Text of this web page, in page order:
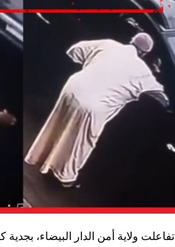
تفاعلت ولاية أمن الدار البيضاء،